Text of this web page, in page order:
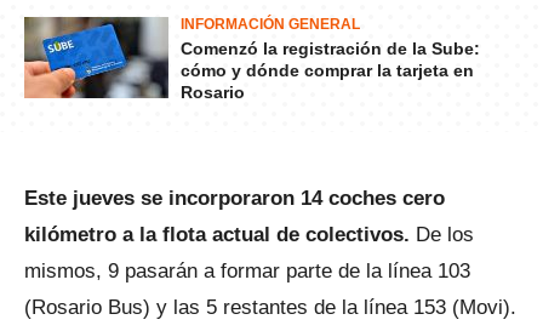
INFORMACIÓN GENERAL
Comenzó la registración de la Sube:
cómo y dónde comprar la tarjeta en
Rosario
Este jueves se incorporaron 14 coches cero
kilómetro a la flota actual de colectivos. De los
mismos, 9 pasarán a formar parte de la línea 103
(Rosario Bus) y las 5 restantes de la línea 153 (Movi).